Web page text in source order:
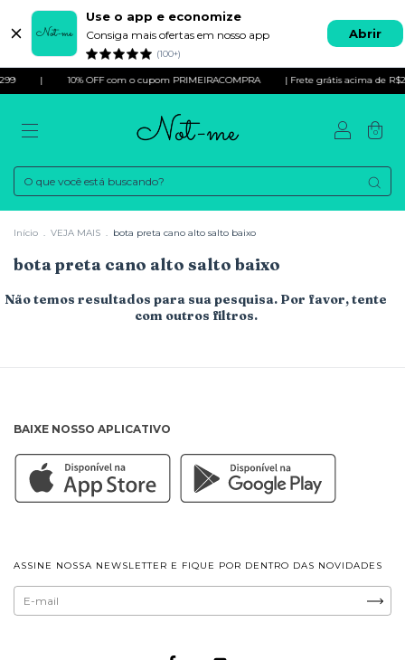
Use o app e economize
Consiga mais ofertas em nosso app
(100+)
Abrir
10% OFF com o cupom PRIMEIRACOMPRA | Frete grátis acima de
0
Início . VEJA MAIS . bota preta cano alto salto baixo
bota preta cano alto salto baixo
Não temos resultados para sua pesquisa. Por favor, tente
com outros filtros.
BAIXE NOSSO APLICATIVO
ASSINE NOSSA NEWSLETTER E FIQUE POR DENTRO DAS NOVIDADES